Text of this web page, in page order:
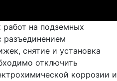
на подземных
разъединением
снятие и установка
отключить
коррозии и